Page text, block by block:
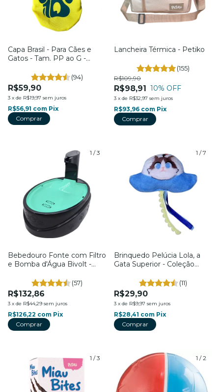
Capa Brasil - Para Cães e
Gatos - Tam. PP ao G -
(94)
R$59,90
3 x de R$19,97 sem juros
R$56,91 com Pix
Comprar
Lancheira Térmica - Petiko
(155)
R$98,91
R$109,90
10% OFF
3 x de R$32,97 sem juros
R$93,96 com Pix
1 /3
Bebedouro Fonte com Filtro
e Bomba d'Água Bivolt -
Tiffany - Elo Imports(57)
R$132,86
3 x de R$44,29 sem juros
R$126,22 com Pix
1 /7
Brinquedo Pelúcia Lola, a
Gata Superior - Coleção
(11)
R$29,90
3 x de R$9,97 sem juros
R$28,41 com Pix
1 /3 1 /2